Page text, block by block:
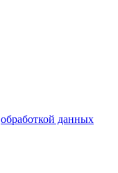
обработкой данных